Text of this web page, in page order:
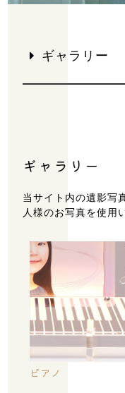
ギャラリー
ギャラリー
当サイト内の遺影写
人様のお写真を使用
ピアノ
住所：埼玉県川越
営業
定